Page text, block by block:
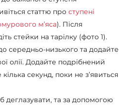
статтю про ступені
мʼяса). Після
стейки на тарілку (фото 1).
середньо-низького та додайте
олії. Додайте подрібнений
секунд, поки не з’явиться
деглазувати, та за допомогою